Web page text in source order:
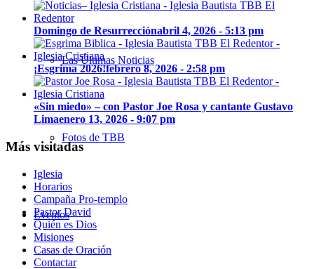
Las Últimas Noticias
Fotos de TBB
Eventos
Domingo de Resurrecciónabril 4, 2026 - 5:13 pm
¡Esgrima 2026!febrero 8, 2026 - 2:58 pm
«Sin miedo» – con Pastor Joe Rosa y cantante Gustavo
Limaenero 13, 2026 - 9:07 pm
Más visitadas
Iglesia
Horarios
Campaña Pro-templo
Pastor David
Quién es Dios
Misiones
Casas de Oración
Contactar